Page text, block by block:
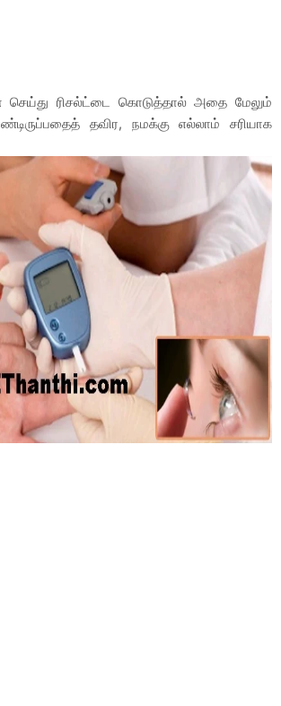
ரிசல்ட்டை கொடுத்தால் அதை மேலும்
தவிர, நமக்கு எல்லாம் சரியாக